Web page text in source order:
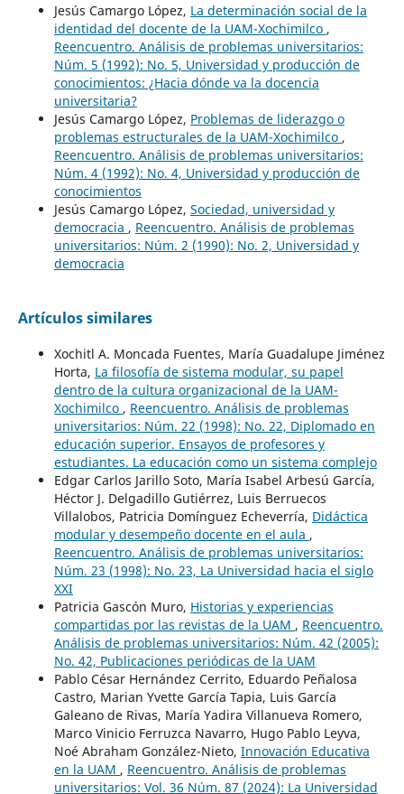
Jesús Camargo López, La determinación social de la
identidad del docente de la UAM-Xochimilco ,
Reencuentro. Análisis de problemas universitarios:
Núm. 5 (1992): No. 5, Universidad y producción de
conocimientos: ¿Hacia dónde va la docencia
universitaria?
Jesús Camargo López, Problemas de liderazgo o
problemas estructurales de la UAM-Xochimilco ,
Reencuentro. Análisis de problemas universitarios:
Núm. 4 (1992): No. 4, Universidad y producción de
conocimientos
Jesús Camargo López, Sociedad, universidad y
democracia , Reencuentro. Análisis de problemas
universitarios: Núm. 2 (1990): No. 2, Universidad y
democracia
Artículos similares
Xochitl A. Moncada Fuentes, María Guadalupe Jiménez
Horta, La filosofía de sistema modular, su papel
dentro de la cultura organizacional de la UAM-
Xochimilco , Reencuentro. Análisis de problemas
universitarios: Núm. 22 (1998): No. 22, Diplomado en
educación superior. Ensayos de profesores y
estudiantes. La educación como un sistema complejo
Edgar Carlos Jarillo Soto, María Isabel Arbesú García,
Héctor J. Delgadillo Gutiérrez, Luis Berruecos
Villalobos, Patricia Domínguez Echeverría, Didáctica
modular y desempeño docente en el aula ,
Reencuentro. Análisis de problemas universitarios:
Núm. 23 (1998): No. 23, La Universidad hacia el siglo
XXI
Patricia Gascón Muro, Historias y experiencias
compartidas por las revistas de la UAM , Reencuentro.
Análisis de problemas universitarios: Núm. 42 (2005):
No. 42, Publicaciones periódicas de la UAM
Pablo César Hernández Cerrito, Eduardo Peñalosa
Castro, Marian Yvette García Tapia, Luis García
Galeano de Rivas, María Yadira Villanueva Romero,
Marco Vinicio Ferruzca Navarro, Hugo Pablo Leyva,
Noé Abraham González-Nieto, Innovación Educativa
en la UAM , Reencuentro. Análisis de problemas
universitarios: Vol. 36 Núm. 87 (2024): La Universidad